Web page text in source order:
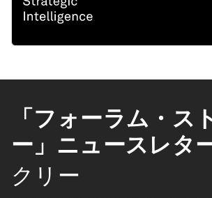
「フォーラム・ス
ー」ニュースレタ
クリー